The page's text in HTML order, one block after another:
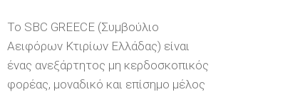
Το SBC GREECE (Συμβούλιο
Αειφόρων Κτιρίων Ελλάδας) είναι
ένας ανεξάρτητος μη κερδοσκοπικός
φορέας, μοναδικό και επίσημο μέλος